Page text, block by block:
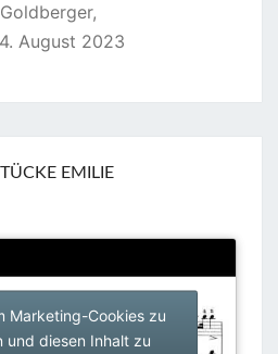
August 2023
EMILIE
Marketing-Cookies zu
und diesen Inhalt zu